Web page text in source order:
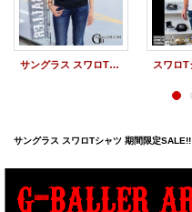
サングラス スワロTシャツ Vネック Tシャツ
サングラス スワロTシャツ 期間限定SALE!!